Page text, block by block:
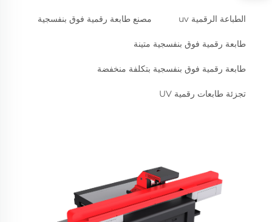
الطباعة الرقمية uv مصنع طابعة رقمية فوق بنفسجية
طابعة رقمية فوق بنفسجية متينة
طابعة رقمية فوق بنفسجية بتكلفة منخفضة
تجزئة طابعات رقمية UV